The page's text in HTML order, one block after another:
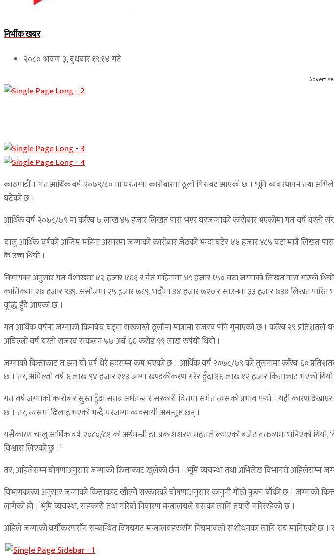
निर्भीक खबर
२०८० श्रावण ३, बुधबार १९:१४ गते
काठमाडौं । गत आर्थिक वर्ष २०७९/८० मा घरजग्गा कारोबारमा ठूलो गिरावट आएको छ । भूमि व्यवस्थापन तथा
घटेको छ ।
आर्थिक वर्ष २०७८/७९ मा करिब ७ लाख ४५ हजार लिखत पास भएर घरजग्गाको कारोबार भएकोमा गत वर्ष यस्तो
चालु आर्थिक वर्षको अन्तिम महिना असारमा जग्गाको कारोबार जेठको भन्दा घटेर ४४ हजार ४८५ वटा मात्रै
कै उच्च थियो ।
विभागका अनुसार गत वैशाखमा ४२ हजार ४६१ र चैत महिनामा ४९ हजार १५० वटा जग्गाको लिखत पास भएको
कात्तिकमा २७ हजार ९३९, असोजमा २५ हजार ७८९, भदौमा ३४ हजार ७२० र साउनमा ३३ हजार ७३४ लिखत
वृद्धि हुँदै आएको छ ।
गत आर्थिक वर्षमा जग्गाको किनबेच घट्दा सरकारले ठूलोमा मात्रामा राजस्व पनि गुमाएको छ । करिब २९
अघिल्लो वर्ष यस्तो राजस्व संकलन ५७ अर्ब ६६ करोड ९९ लाख रुपैयाँ थियो ।
जग्गाको कित्ताकाट त झन यो वर्ष धेरै हदसम्म कम भएको छ । आर्थिक वर्ष २०७८/७९ को तुलनामा करिब ६०
छ । तर, अघिल्लो वर्ष ६ लाख ९४ हजार २१३ जग्गा खण्डकीकरण गरेर हुँदा १६ लाख १२ हजार कित्ताकाट भएको थियो
गत वर्ष जग्गाको कारोबार सुस्त हुँदा समग्र अर्थतन्त्र र सरकारी वित्तमा समेत त्यसको प्रभाव पर्‍यो । यही कारण
छ । तर, त्यसमा ढिलाइ भएको भन्दै घरजग्गा व्यवसायी असन्तुष्ट छन् ।
यसैकारण चालु आर्थिक वर्ष २०८०/८१ को अर्थमन्त्री डा. प्रकाशशरण महतले ल्याएको बजेट वक्तव्यमा भनिएको थियो,
विश्वास लिएको छु ।’
तर, अहिलेसम्म घोषणाअनुसार जग्गाको कित्ताकाट खुलेको छैन । भूमि व्यवस्था तथा अभिलेख विभागले अहिलेसम्म
विभागकाका अनुसार जग्गाको कित्ताकाट खोल्ने सरकारको घोषणाअनुसार कानुनी गाँठो फुक्न बाँकी छ । जग्गाको
लागेको हो । भूमि व्यवस्था, सहकारी तथा गरिबी निवारण मन्त्रालयले यसका लागि तयारी गरिररहेको छ ।
अहिले जग्गाको वर्गीकरणसँग सम्बन्धित विषयगत मन्त्रालयहरुसँग नियमावली संशोधनका लागि राय मागिएको छ ।